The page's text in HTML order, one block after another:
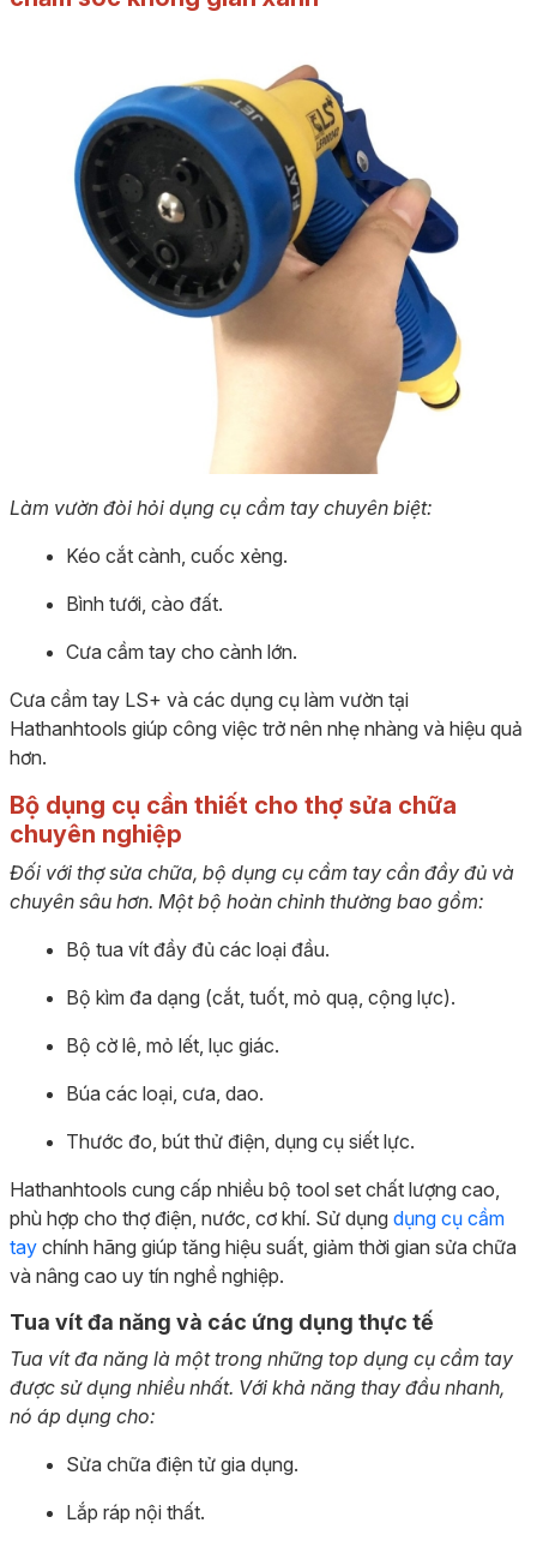
Làm vườn đòi hỏi dụng cụ cầm tay chuyên biệt:
Kéo cắt cành, cuốc xẻng.
Bình tưới, cào đất.
Cưa cầm tay cho cành lớn.
Cưa cầm tay LS+ và các dụng cụ làm vườn tại
Hathanhtools giúp công việc trở nên nhẹ nhàng và hiệu quả
hơn.
Bộ dụng cụ cần thiết cho thợ sửa chữa
chuyên nghiệp
Đối với thợ sửa chữa, bộ dụng cụ cầm tay cần đầy đủ và
chuyên sâu hơn. Một bộ hoàn chỉnh thường bao gồm:
Bộ tua vít đầy đủ các loại đầu.
Bộ kìm đa dạng (cắt, tuốt, mỏ quạ, cộng lực).
Bộ cờ lê, mỏ lết, lục giác.
Búa các loại, cưa, dao.
Thước đo, bút thử điện, dụng cụ siết lực.
Hathanhtools cung cấp nhiều bộ tool set chất lượng cao,
phù hợp cho thợ điện, nước, cơ khí. Sử dụng dụng cụ cầm
tay chính hãng giúp tăng hiệu suất, giảm thời gian sửa chữa
và nâng cao uy tín nghề nghiệp.
Tua vít đa năng và các ứng dụng thực tế
Tua vít đa năng là một trong những top dụng cụ cầm tay
được sử dụng nhiều nhất. Với khả năng thay đầu nhanh,
nó áp dụng cho:
Sửa chữa điện tử gia dụng.
Lắp ráp nội thất.